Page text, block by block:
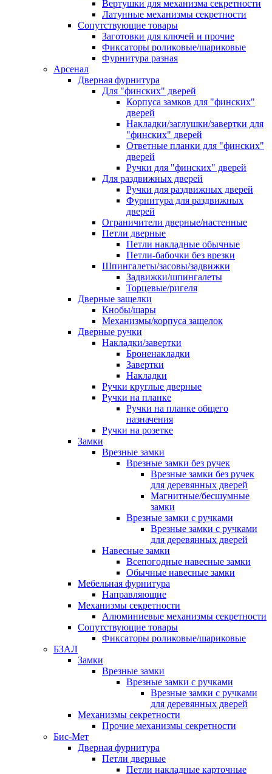
Вертушки для механизма секретности
Латунные механизмы секретности
Сопутствующие товары
Заготовки для ключей и прочие
Фиксаторы роликовые/шариковые
Фурнитура разная
Арсенал
Дверная фурнитура
Для "финских" дверей
Корпуса замков для "финских"
дверей
Накладки/заглушки/завертки для
"финских" дверей
Ответные планки для "финских"
дверей
Ручки для "финских" дверей
Для раздвижных дверей
Ручки для раздвижных дверей
Фурнитура для раздвижных
дверей
Ограничители дверные/настенные
Петли дверные
Петли накладные обычные
Петли-бабочки без врезки
Шпингалеты/засовы/задвижки
Задвижки/шпингалеты
Торцевые/ригеля
Дверные защелки
Кнобы/шары
Механизмы/корпуса защелок
Дверные ручки
Накладки/завертки
Броненакладки
Завертки
Накладки
Ручки круглые дверные
Ручки на планке
Ручки на планке общего
назначения
Ручки на розетке
Замки
Врезные замки
Врезные замки без ручек
Врезные замки без ручек
для деревянных дверей
Магнитные/бесшумные
замки
Врезные замки с ручками
Врезные замки с ручками
для деревянных дверей
Навесные замки
Всепогодные навесные замки
Обычные навесные замки
Мебельная фурнитура
Направляющие
Механизмы секретности
Алюминиевые механизмы секретности
Сопутствующие товары
Фиксаторы роликовые/шариковые
БЗАЛ
Замки
Врезные замки
Врезные замки с ручками
Врезные замки с ручками
для деревянных дверей
Механизмы секретности
Прочие механизмы секретности
Бис-Мет
Дверная фурнитура
Петли дверные
Петли накладные карточные